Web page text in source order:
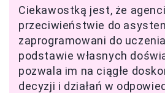
Ciekawostką jest, że
przeciwieństwie do
zaprogramowani do
podstawie własnych
pozwala im na ciągłe
decyzji i działań w